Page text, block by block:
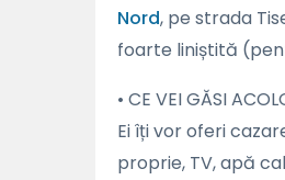
Nord, pe strada
foarte liniștită
• CE VEI GĂSI
Ei îți vor oferi
proprie, TV, apă